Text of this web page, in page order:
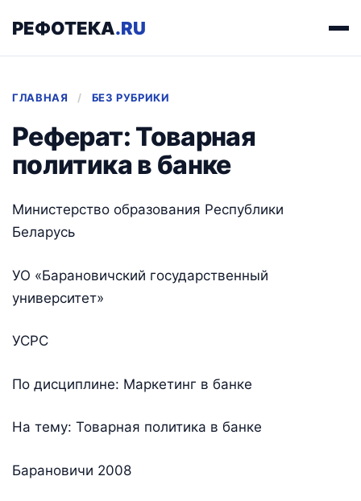
РЕФОТЕКА.RU
ГЛАВНАЯ / БЕЗ РУБРИКИ
Реферат: Товарная
политика в банке
Министерство образования Республики
Беларусь
УО «Барановичский государственный
университет»
УСРС
По дисциплине: Маркетинг в банке
На тему: Товарная политика в банке
Барановичи 2008